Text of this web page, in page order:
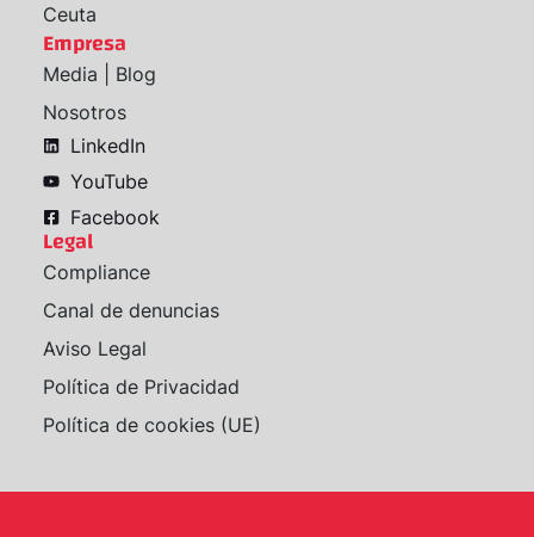
Ceuta
Empresa
Media | Blog
Nosotros
LinkedIn
YouTube
Facebook
Legal
Compliance
Canal de denuncias
Aviso Legal
Política de Privacidad
Política de cookies (UE)